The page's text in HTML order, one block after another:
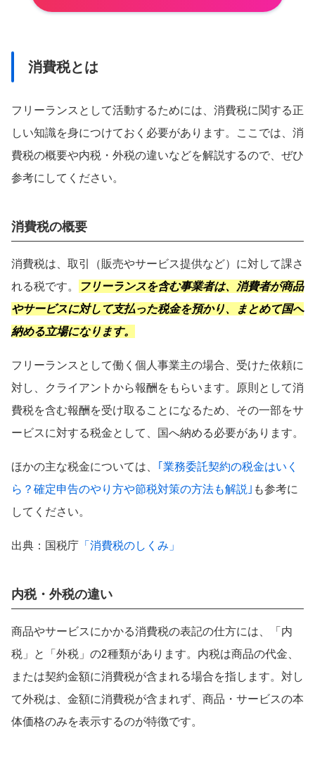
消費税とは
フリーランスとして活動するためには、消費税に関する正
しい知識を身につけておく必要があります。ここでは、消
費税の概要や内税・外税の違いなどを解説するので、ぜひ
参考にしてください。
消費税の概要
消費税は、取引（販売やサービス提供など）に対して課さ
れる税です。
フリーランスを含む事業者は、消費者が商品
やサービスに対して支払った税金を預かり、まとめて国へ
納める立場になります。
フリーランスとして働く個人事業主の場合、受けた依頼に
対し、クライアントから報酬をもらいます。原則として消
費税を含む報酬を受け取ることになるため、その一部をサ
ービスに対する税金として、国へ納める必要があります。
ほかの主な税金については、
｢業務委託契約の税金はいく
ら？確定申告のやり方や節税対策の方法も解説｣ も参考に
してください。
出典：国税庁 「消費税のしくみ」
内税・外税の違い
商品やサービスにかかる消費税の表記の仕方には、「内
税」と「外税」の2種類があります。内税は商品の代金、
または契約金額に消費税が含まれる場合を指します。対し
て外税は、金額に消費税が含まれず、商品・サービスの本
体価格のみを表示するのが特徴です。